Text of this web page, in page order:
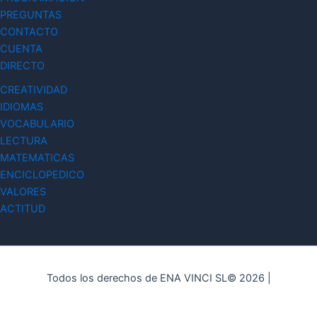
PREGUNTAS
CONTACTO
CUENTA
DIRECTO
CREATIVIDAD
IDIOMAS
VOCABULARIO
LECTURA
MATEMATICAS
ENCICLOPEDICO
VALORES
ACTITUD
Todos los derechos de ENA VINCI SL© 2026 |